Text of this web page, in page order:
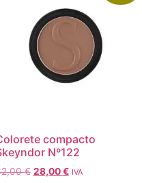
compacto
Nº122
€ 28,00€ IVA